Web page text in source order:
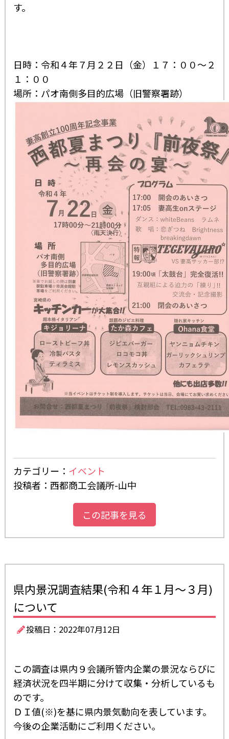
す。
日時：令和４年７月２２日（金）１７：００～２
１：００
場所：パオ南側多目的広場（旧警察署跡）
カテゴリー： イベント
投稿者：西都商工会議所-山中
この記事を見る
県内景況調査結果(令和４年１月～３月)
について
投稿日：2022年07月12日
この調査は県内９会議所管内企業の景況ならびに
経済状況を四半期に分けて収集・分析しているも
のです。
ＤＩ値(※)を基に県内景気動向を表しています。
今後の企業活動にご利用ください。